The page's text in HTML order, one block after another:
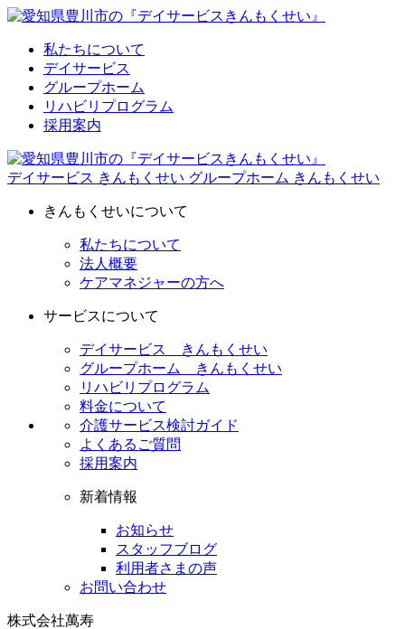
私たちについて
デイサービス
グループホーム
リハビリプログラム
採用案内
デイサービス きんもくせい グループホーム きんもくせい
きんもくせいについて
私たちについて
法人概要
ケアマネジャーの方へ
サービスについて
デイサービス きんもくせい
グループホーム きんもくせい
リハビリプログラム
料金について
介護サービス検討ガイド
よくあるご質問
採用案内
新着情報
お知らせ
スタッフブログ
利用者さまの声
お問い合わせ
株式会社萬寿